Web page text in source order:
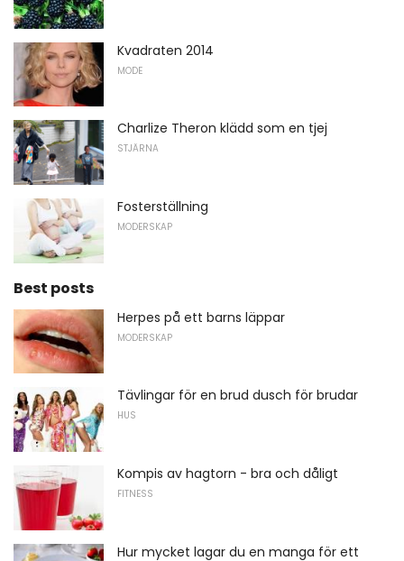
Kvadraten 2014
MODE
Charlize Theron klädd som en tjej
STJÄRNA
Fosterställning
MODERSKAP
Best posts
Herpes på ett barns läppar
MODERSKAP
Tävlingar för en brud dusch för brudar
HUS
Kompis av hagtorn - bra och dåligt
FITNESS
Hur mycket lagar du en manga för ett